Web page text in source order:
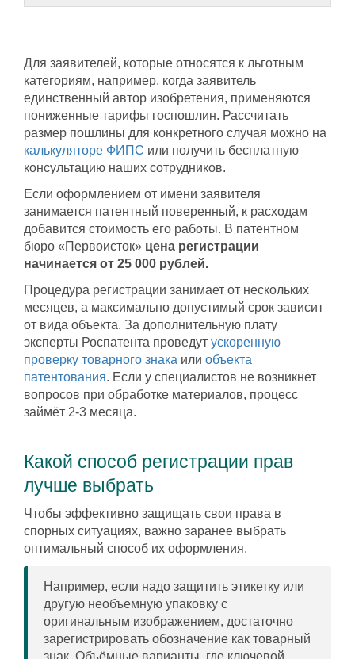
Для заявителей, которые относятся к льготным
категориям, например, когда заявитель
единственный автор изобретения, применяются
пониженные тарифы госпошлин. Рассчитать
размер пошлины для конкретного случая можно на
калькуляторе ФИПС или получить бесплатную
консультацию наших сотрудников.
Если оформлением от имени заявителя
занимается патентный поверенный, к расходам
добавится стоимость его работы. В патентном
бюро «Первоисток» цена регистрации
начинается от 25 000 рублей.
Процедура регистрации занимает от нескольких
месяцев, а максимально допустимый срок зависит
от вида объекта. За дополнительную плату
эксперты Роспатента проведут ускоренную
проверку товарного знака или объекта
патентования. Если у специалистов не возникнет
вопросов при обработке материалов, процесс
займёт 2-3 месяца.
Какой способ регистрации прав
лучше выбрать
Чтобы эффективно защищать свои права в
спорных ситуациях, важно заранее выбрать
оптимальный способ их оформления.
Например, если надо защитить этикетку или
другую необъемную упаковку с
оригинальным изображением, достаточно
зарегистрировать обозначение как товарный
знак. Объёмные варианты, где ключевой